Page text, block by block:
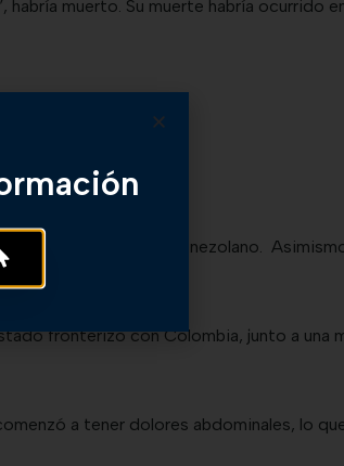
habría muerto. Su muerte habría ocurrido
en territorito venezolano.
fronterizo con Colombia, junto a una
a tener dolores abdominales, lo